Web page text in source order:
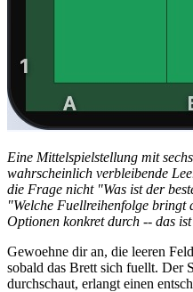
Eine Mittelspielstellung mit
wahrscheinlich verbleibende
die Frage nicht "Was ist der
"Welche Fuellreihenfolge bringt
Optionen konkret durch -- das
Gewoehne dir an, die leeren
sobald das Brett sich fuellt. Der
durchschaut, erlangt einen